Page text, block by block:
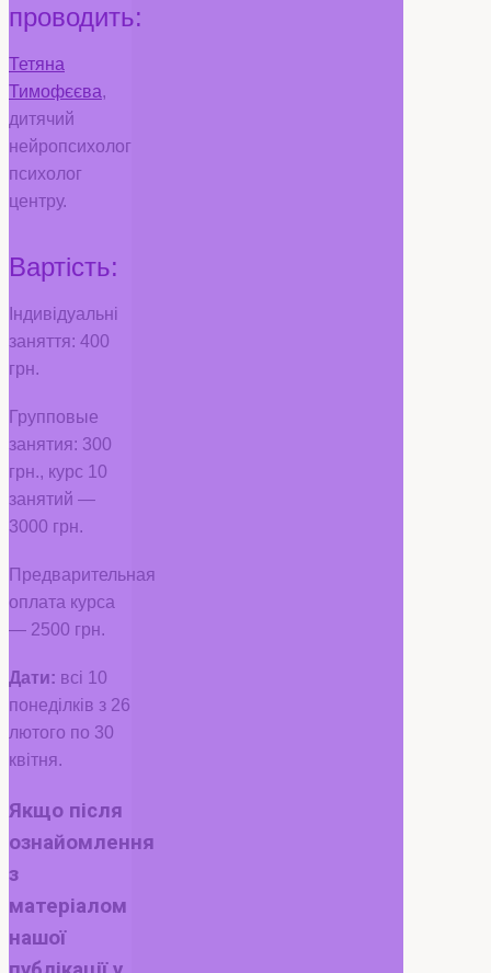
проводить:
Тетяна
Тимофєєва,
дитячий
нейропсихолог
психолог
центру.
Вартість:
Індивідуальні
заняття: 400
грн.
Групповые
занятия: 300
грн., курс 10
занятий —
3000 грн.
Предварительная
оплата курса
— 2500 грн.
Дати: всі 10
понеділків з 26
лютого по 30
квітня.
Якщо після
ознайомлення
з
матеріалом
нашої